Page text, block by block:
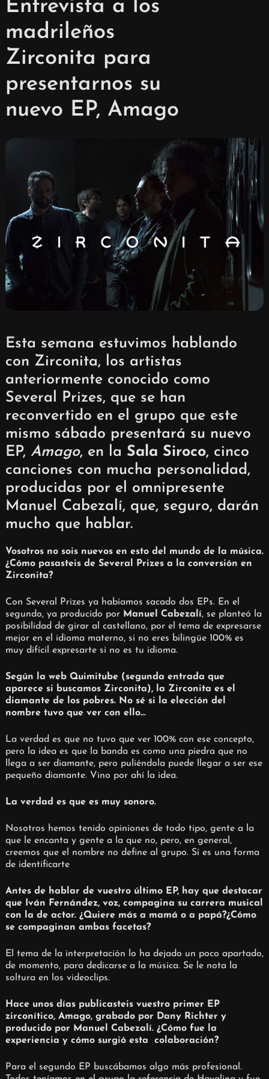
Entrevista a los
madrileños
Zirconita para
presentarnos su
nuevo EP, Amago
Esta semana estuvimos hablando
con Zirconita, los artistas
anteriormente conocido como
Several Prizes, que se han
reconvertido en el grupo que este
mismo sábado presentará su nuevo
EP, Amago, en la Sala Siroco, cinco
canciones con mucha personalidad,
producidas por el omnipresente
Manuel Cabezalí, que, seguro, darán
mucho que hablar.
Vosotros no sois nuevos en esto del mundo de la música.
¿Cómo pasasteis de Several Prizes a la conversión en
Zirconita?
Con Several Prizes ya habíamos sacado dos EPs. En el
segundo, ya producido por Manuel Cabezalí, se planteó la
posibilidad de girar al castellano, por el tema de expresarse
mejor en el idioma materno, si no eres bilingüe 100% es
muy difícil expresarte si no es tu idioma.
Según la web Quimitube (segunda entrada que
aparece si buscamos Zirconita), la Zirconita es el
diamante de los pobres. No sé si la elección del
nombre tuvo que ver con ello…
La verdad es que no tuvo que ver 100% con ese concepto,
pero la idea es que la banda es como una piedra que no
llega a ser diamante, pero puliéndola puede llegar a ser ese
pequeño diamante. Vino por ahí la idea.
La verdad es que es muy sonoro.
Nosotros hemos tenido opiniones de todo tipo, gente a la
que le encanta y gente a la que no, pero, en general,
creemos que el nombre no define al grupo. Sí es una forma
de identificarte
Antes de hablar de vuestro último EP, hay que destacar
que Iván Fernández, voz, compagina su carrera musical
con la de actor. ¿Quiere más a mamá o a papá?¿Cómo
se compaginan ambas facetas?
El tema de la interpretación lo ha dejado un poco apartado,
de momento, para dedicarse a la música. Se le nota la
soltura en los videoclips.
Hace unos días publicasteis vuestro primer EP
zirconítico, Amago, grabado por Dany Richter y
producido por Manuel Cabezalí. ¿Cómo fue la
experiencia y cómo surgió esta colaboración?
Para el segundo EP buscábamos algo más profesional.